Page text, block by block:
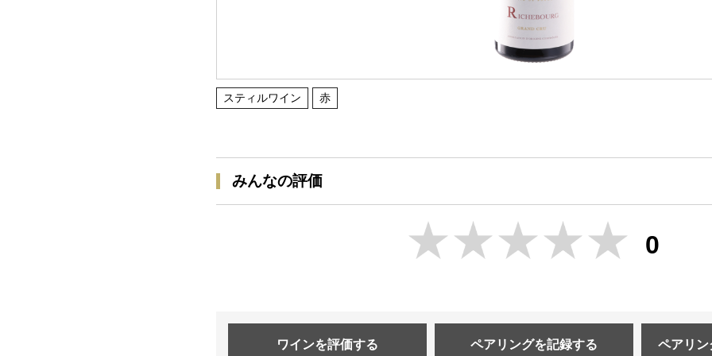
スティルワイン 赤
みんなの評価
0
ワインを評価する ペアリングを記録する ペアリン